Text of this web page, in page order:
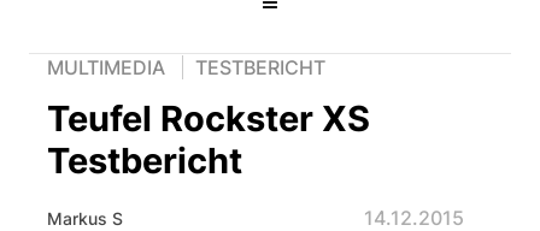
MULTIMEDIA TESTBERICHT
Teufel Rockster XS
Testbericht
Markus S 14.12.2015